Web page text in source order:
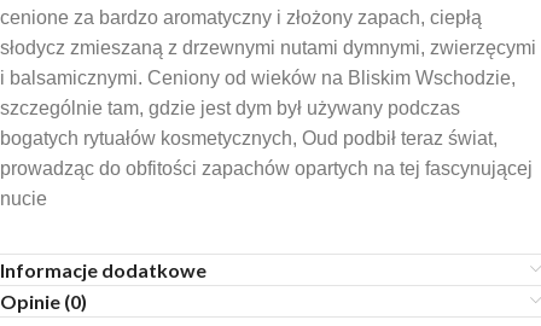
cenione za bardzo aromatyczny i złożony zapach, ciepłą
słodycz zmieszaną z drzewnymi nutami dymnymi, zwierzęcymi
i balsamicznymi. Ceniony od wieków na Bliskim Wschodzie,
szczególnie tam, gdzie jest dym był używany podczas
bogatych rytuałów kosmetycznych, Oud podbił teraz świat,
prowadząc do obfitości zapachów opartych na tej fascynującej
nucie
Informacje dodatkowe
Opinie (0)